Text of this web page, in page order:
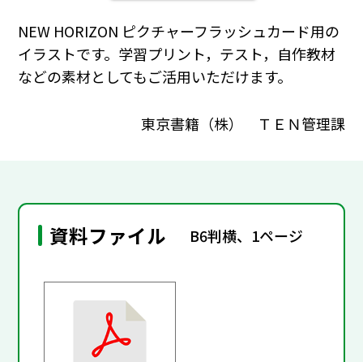
NEW HORIZON ピクチャーフラッシュカード用の
イラストです。学習プリント，テスト，自作教材
などの素材としてもご活用いただけます。
東京書籍（株） ＴＥＮ管理課
資料ファイル B6判横、1ページ